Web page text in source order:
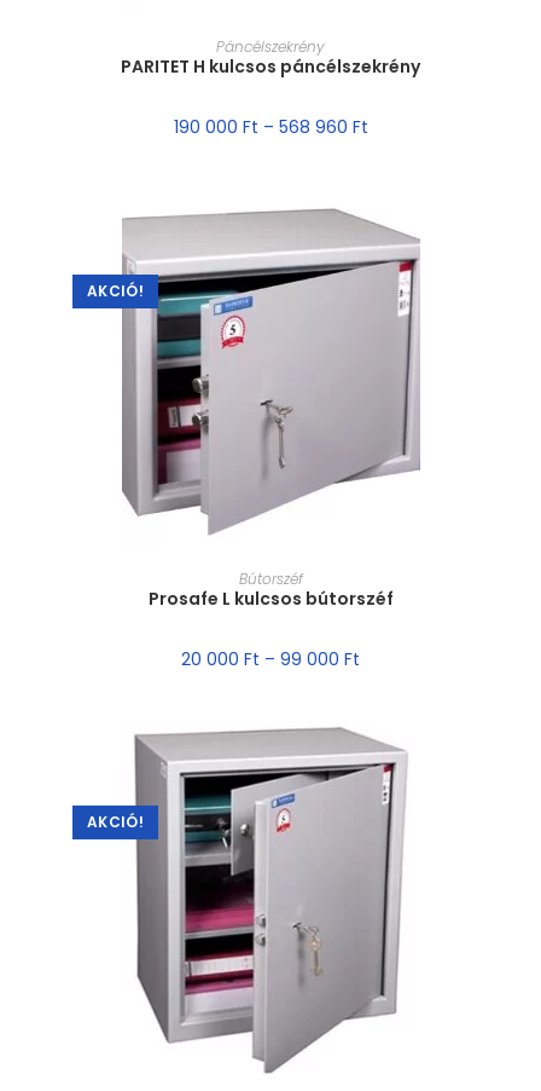
MÉRET VÁLASZTÁSA
Páncélszekrény
PARITET H kulcsos páncélszekrény
190 000 Ft – 568 960 Ft
AKCIÓ!
MÉRET VÁLASZTÁSA
Bútorszéf
Prosafe L kulcsos bútorszéf
20 000 Ft – 99 000 Ft
AKCIÓ!